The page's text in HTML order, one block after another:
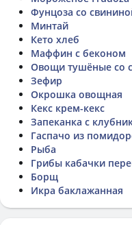
Фунцоза со
Минтай
Кето хлеб
Маффин с беконом
Овощи тушёные со
Зефир
Окрошка овощная
Кекс крем-кекс
Запеканка с
Гаспачо из
Рыба
Грибы кабачки
Борщ
Икра баклажанная